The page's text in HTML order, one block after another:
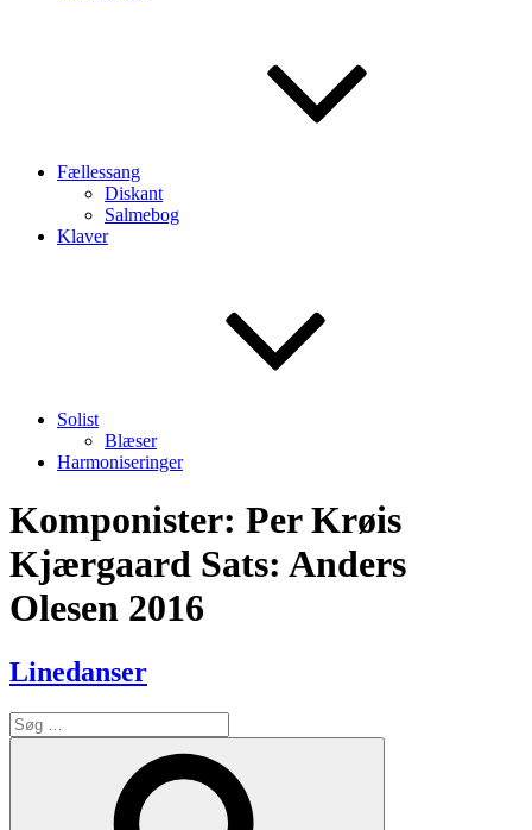
Fællessang
Diskant
Salmebog
Klaver
Solist
Blæser
Harmoniseringer
Komponister: Per Krøis
Kjærgaard Sats: Anders
Olesen 2016
Linedanser
Søg
efter: